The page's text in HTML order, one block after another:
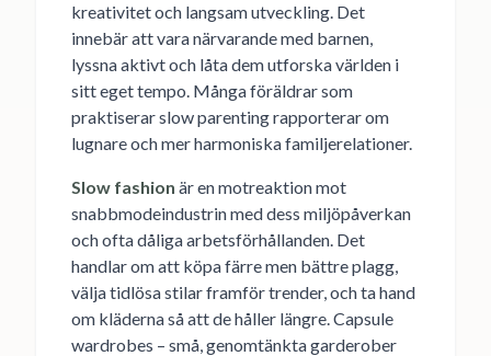
kreativitet och langsam utveckling. Det
innebär att vara närvarande med barnen,
lyssna aktivt och låta dem utforska världen i
sitt eget tempo. Många föräldrar som
praktiserar slow parenting rapporterar om
lugnare och mer harmoniska familjerelationer.
Slow fashion är en motreaktion mot
snabbmodeindustrin med dess miljöpåverkan
och ofta dåliga arbetsförhållanden. Det
handlar om att köpa färre men bättre plagg,
välja tidlösa stilar framför trender, och ta hand
om kläderna så att de håller längre. Capsule
wardrobes – små, genomtänkta garderober